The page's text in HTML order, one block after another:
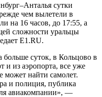
сутки
чем вылетели в
на 16 часов, до 17:55, а
сложности уральцы
E1.RU.
больше суток, в Кольцово в
и из аэропорта, все уже
может найти самолет.
и полиция, публика
авиакомпании», —